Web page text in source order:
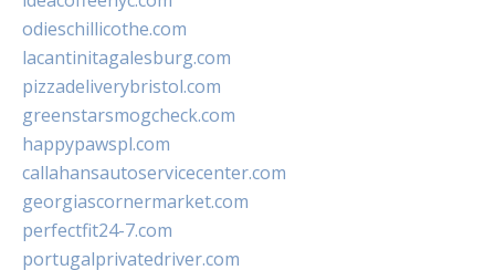
odieschillicothe.com
lacantinitagalesburg.com
pizzadeliverybristol.com
greenstarsmogcheck.com
happypawspl.com
callahansautoservicecenter.com
georgiascornermarket.com
perfectfit24-7.com
portugalprivatedriver.com